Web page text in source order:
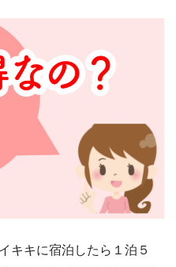
キキに宿泊したら１泊５